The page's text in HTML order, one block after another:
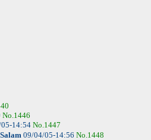
No.1446
14:54 No.1447
Salam 09/04/05-14:56 No.1448